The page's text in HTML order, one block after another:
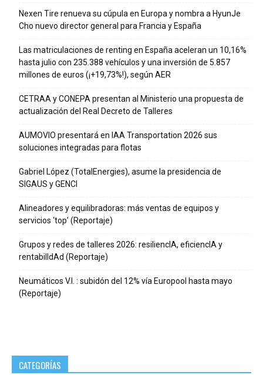
Nexen Tire renueva su cúpula en Europa y nombra a HyunJe
Cho nuevo director general para Francia y España
Las matriculaciones de renting en España aceleran un 10,16%
hasta julio con 235.388 vehículos y una inversión de 5.857
millones de euros (¡+19,73%!), según AER
CETRAA y CONEPA presentan al Ministerio una propuesta de
actualización del Real Decreto de Talleres
AUMOVIO presentará en IAA Transportation 2026 sus
soluciones integradas para flotas
Gabriel López (TotalEnergies), asume la presidencia de
SIGAUS y GENCI
Alineadores y equilibradoras: más ventas de equipos y
servicios ‘top’ (Reportaje)
Grupos y redes de talleres 2026: resiliencIA, eficiencIA y
rentabilIdAd (Reportaje)
Neumáticos V.I. : subidón del 12% vía Europool hasta mayo
(Reportaje)
CATEGORÍAS